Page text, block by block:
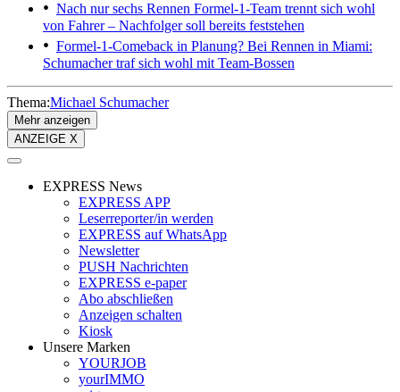
Nach nur sechs Rennen Formel-1-Team trennt sich wohl
von Fahrer – Nachfolger soll bereits feststehen
Formel-1-Comeback in Planung? Bei Rennen in Miami:
Schumacher traf sich wohl mit Team-Bossen
Thema:Michael Schumacher
Mehr anzeigen
ANZEIGE X
EXPRESS News
EXPRESS APP
Leserreporter/in werden
EXPRESS auf WhatsApp
Newsletter
PUSH Nachrichten
EXPRESS e-paper
Abo abschließen
Anzeigen schalten
Kiosk
Unsere Marken
YOURJOB
yourIMMO